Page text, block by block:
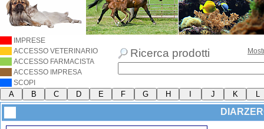
IMPRESE
ACCESSO VETERINARIO
ACCESSO FARMACISTA
ACCESSO IMPRESA
SCOPI
Ricerca prodotti